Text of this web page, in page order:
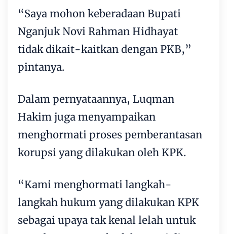
“Saya mohon keberadaan Bupati
Nganjuk Novi Rahman Hidhayat
tidak dikait-kaitkan dengan PKB,”
pintanya.
Dalam pernyataannya, Luqman
Hakim juga menyampaikan
menghormati proses pemberantasan
korupsi yang dilakukan oleh KPK.
“Kami menghormati langkah-
langkah hukum yang dilakukan KPK
sebagai upaya tak kenal lelah untuk